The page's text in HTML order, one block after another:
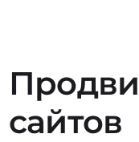
сайтов